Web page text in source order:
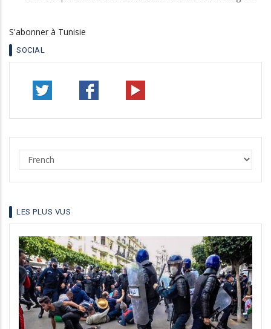
S'abonner à Tunisie
SOCIAL
Select
your
language
LES PLUS VUS